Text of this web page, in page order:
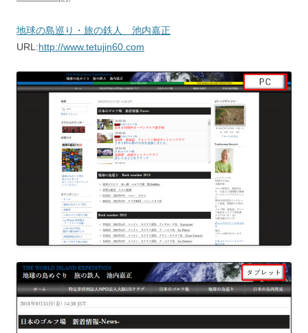
地球の島巡り・旅の鉄人 池内嘉正
URL:http://www.tetujin60.com